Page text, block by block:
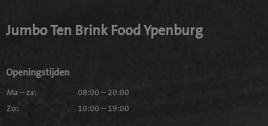
Jumbo Ten Brink Food Ypenburg
Openingstijden
Ma – za:
08:00 – 20:00
Zo:
10:00 – 19:00